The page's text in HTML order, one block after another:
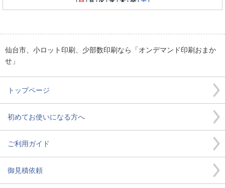
仙台市、小ロット印刷、少部数印刷なら「オンデマンド印刷おまか
せ」
トップページ
初めてお使いになる方へ
ご利用ガイド
御見積依頼